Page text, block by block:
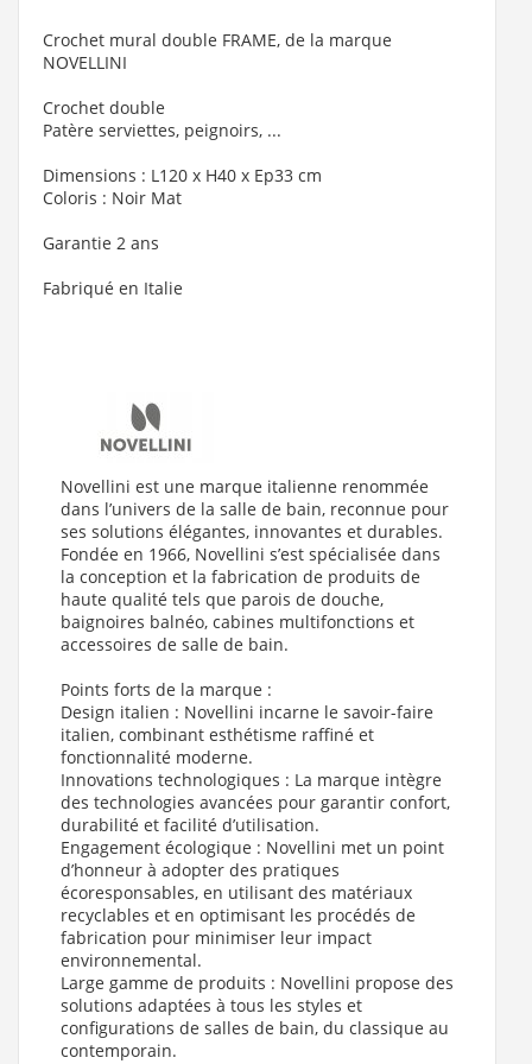
Crochet mural double FRAME, de la marque
NOVELLINI
Crochet double
Patère serviettes, peignoirs, ...
Dimensions : L120 x H40 x Ep33 cm
Coloris : Noir Mat
Garantie 2 ans
Fabriqué en Italie
Novellini est une marque italienne renommée
dans l’univers de la salle de bain, reconnue pour
ses solutions élégantes, innovantes et durables.
Fondée en 1966, Novellini s’est spécialisée dans
la conception et la fabrication de produits de
haute qualité tels que parois de douche,
baignoires balnéo, cabines multifonctions et
accessoires de salle de bain.
Points forts de la marque :
Design italien : Novellini incarne le savoir-faire
italien, combinant esthétisme raffiné et
fonctionnalité moderne.
Innovations technologiques : La marque intègre
des technologies avancées pour garantir confort,
durabilité et facilité d’utilisation.
Engagement écologique : Novellini met un point
d’honneur à adopter des pratiques
écoresponsables, en utilisant des matériaux
recyclables et en optimisant les procédés de
fabrication pour minimiser leur impact
environnemental.
Large gamme de produits : Novellini propose des
solutions adaptées à tous les styles et
configurations de salles de bain, du classique au
contemporain.